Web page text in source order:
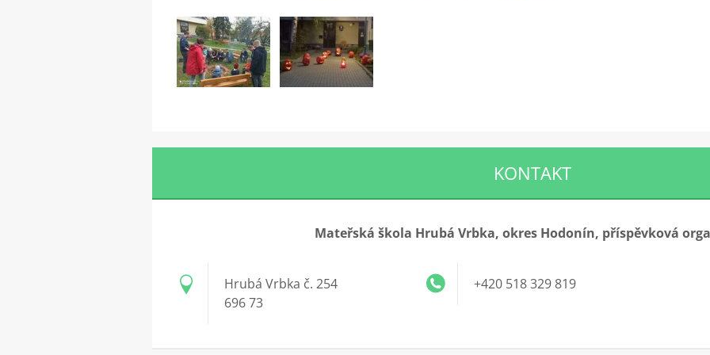
KONTAKT
Mateřská škola Hrubá Vrbka, okres Hodonín, příspěvková
Hrubá Vrbka č. 254
696 73
+420 518 329 819